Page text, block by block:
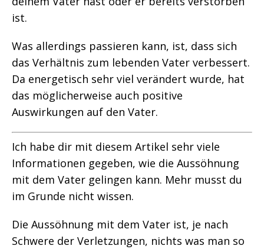
ist.
Was allerdings passieren kann, ist, dass sich
das Verhältnis zum lebenden Vater verbessert.
Da energetisch sehr viel verändert wurde, hat
das möglicherweise auch positive
Auswirkungen auf den Vater.
Ich habe dir mit diesem Artikel sehr viele
Informationen gegeben, wie die Aussöhnung
mit dem Vater gelingen kann. Mehr musst du
im Grunde nicht wissen.
Die Aussöhnung mit dem Vater ist, je nach
Schwere der Verletzungen, nichts was man so